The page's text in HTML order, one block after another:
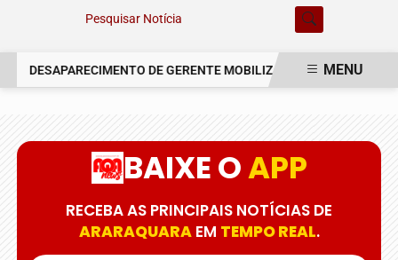
Pesquisar Notícia
DESAPARECIMENTO DE GERENTE MOBILIZA AUTORIDADES EM
MENU
BAIXE OAPP
RECEBA AS PRINCIPAIS NOTÍCIAS DE
ARARAQUARAEM TEMPO REAL.